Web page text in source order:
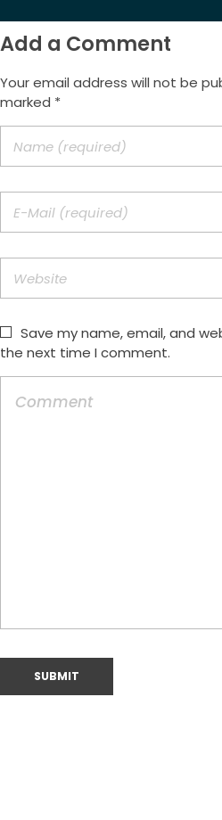
Add a Comment
Your email address will not be
marked *
Save my name, email, and
the next time I comment.